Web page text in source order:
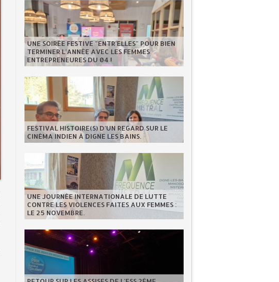
UNE SOIRÉE FESTIVE "ENTR'ELLES" POUR BIEN
TERMINER L'ANNÉE AVEC LES FEMMES
ENTREPRENEURES DU 04 !
FESTIVAL HISTOIRE(S) D'UN REGARD SUR LE
CINÉMA INDIEN À DIGNE LES BAINS.
UNE JOURNÉE INTERNATIONALE DE LUTTE
CONTRE LES VIOLENCES FAITES AUX FEMMES :
LE 25 NOVEMBRE.